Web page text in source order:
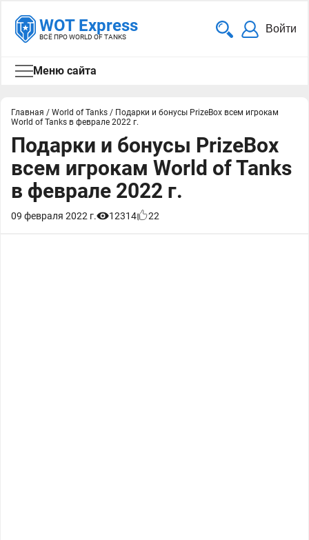
WOT Express
ВСЁ ПРО WORLD OF TANKS
Войти
Меню сайта
Главная / World of Tanks / Подарки и бонусы PrizeBox всем игрокам
World of Tanks в феврале 2022 г.
Подарки и бонусы PrizeBox
всем игрокам World of Tanks
в феврале 2022 г.
09 февраля 2022 г. 12314 22